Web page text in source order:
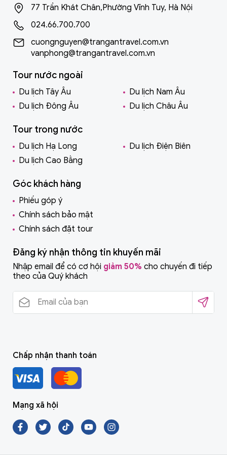
77 Trần Khát Chân,Phường Vĩnh Tuy, Hà Nội
024.66.700.700
cuongnguyen@trangantravel.com.vn
vanphong@trangantravel.com.vn
Tour nước ngoài
Du lịch Tây Âu
Du lịch Nam Âu
Du lịch Đông Âu
Du lịch Châu Âu
Tour trong nước
Du lịch Hạ Long
Du lịch Điện Biên
Du lịch Cao Bằng
Góc khách hàng
Phiếu góp ý
Chính sách bảo mật
Chính sách đặt tour
Đăng ký nhận thông tin khuyến mãi
Nhập email để có cơ hội giảm 50% cho chuyến đi tiếp
theo của Quý khách
Chấp nhận thanh toán
Mạng xã hội